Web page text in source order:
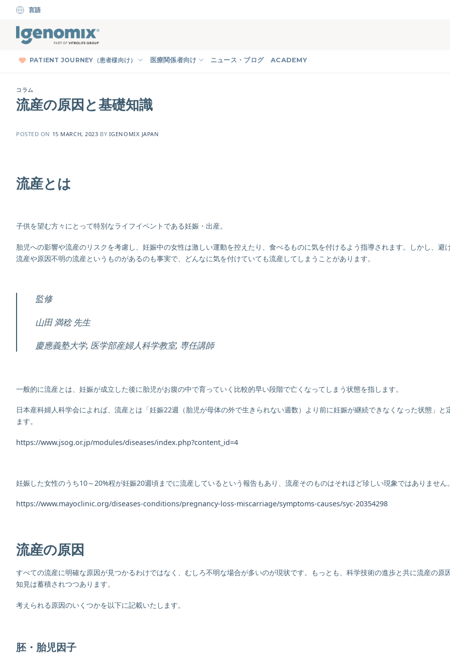
content
言語
PATIENT JOURNEY（患者様向け） 医療関係者向け ニュース・ブログ ACADEMY
コラム
流産の原因と基礎知識
POSTED ON 15 MARCH, 2023 BY IGENOMIX JAPAN
流産とは
子供を望む方々にとって特別なライフイベントである妊娠・出産。
胎児への影響や流産のリスクを考慮し、妊娠中の女性は激しい運動を控えたり、食べるものに気を付けるよう指導されます。しかし、避
流産や原因不明の流産というものがあるのも事実で、どんなに気を付けていても流産してしまうことがあります。
監修
山田 満稔 先生
慶應義塾大学, 医学部産婦人科学教室, 専任講師
一般的に流産とは、妊娠が成立した後に胎児がお腹の中で育っていく比較的早い段階で亡くなってしまう状態を指します。
日本産科婦人科学会によれば、流産とは「妊娠22週（胎児が母体の外で生きられない週数）より前に妊娠が継続できなくなった状態」と
ます。
https://www.jsog.or.jp/modules/diseases/index.php?content_id=4
妊娠した女性のうち10～20%程が妊娠20週頃までに流産しているという報告もあり、流産そのものはそれほど珍しい現象ではありません。
https://www.mayoclinic.org/diseases-conditions/pregnancy-loss-miscarriage/symptoms-causes/syc-20354298
流産の原因
すべての流産に明確な原因が見つかるわけではなく、むしろ不明な場合が多いのが現状です。もっとも、科学技術の進歩と共に流産の原
知見は蓄積されつつあります。
考えられる原因のいくつかを以下に記載いたします。
胚・胎児因子